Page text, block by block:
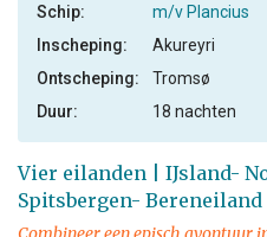
Vier eilanden | IJsland-
Spitsbergen- Bereneiland
Schip:
m/v Plancius
Inscheping:
Akureyri
Ontscheping:
Tromsø
Duur:
18 nachten